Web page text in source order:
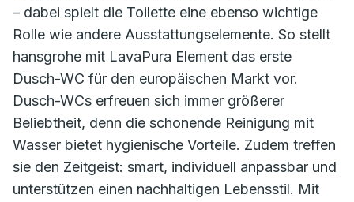
– dabei spielt die Toilette eine ebenso wichtige
Rolle wie andere Ausstattungselemente. So stellt
hansgrohe mit LavaPura Element das erste
Dusch-WC für den europäischen Markt vor.
Dusch-WCs erfreuen sich immer größerer
Beliebtheit, denn die schonende Reinigung mit
Wasser bietet hygienische Vorteile. Zudem treffen
sie den Zeitgeist: smart, individuell anpassbar und
unterstützen einen nachhaltigen Lebensstil. Mit